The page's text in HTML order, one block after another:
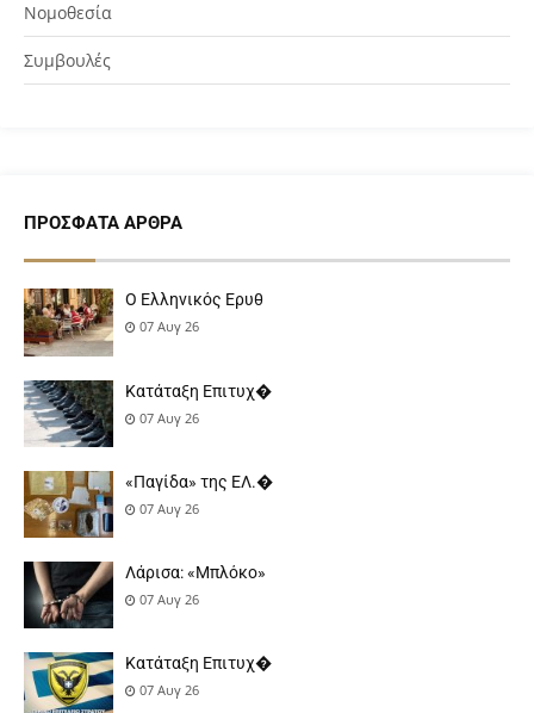
Νομοθεσία
Συμβουλές
ΠΡΌΣΦΑΤΑ ΆΡΘΡΑ
Ο Ελληνικός Ερυθ
07 Αυγ 26
Κατάταξη Επιτυχ�
07 Αυγ 26
«Παγίδα» της ΕΛ.�
07 Αυγ 26
Λάρισα: «Μπλόκο»
07 Αυγ 26
Κατάταξη Επιτυχ�
07 Αυγ 26